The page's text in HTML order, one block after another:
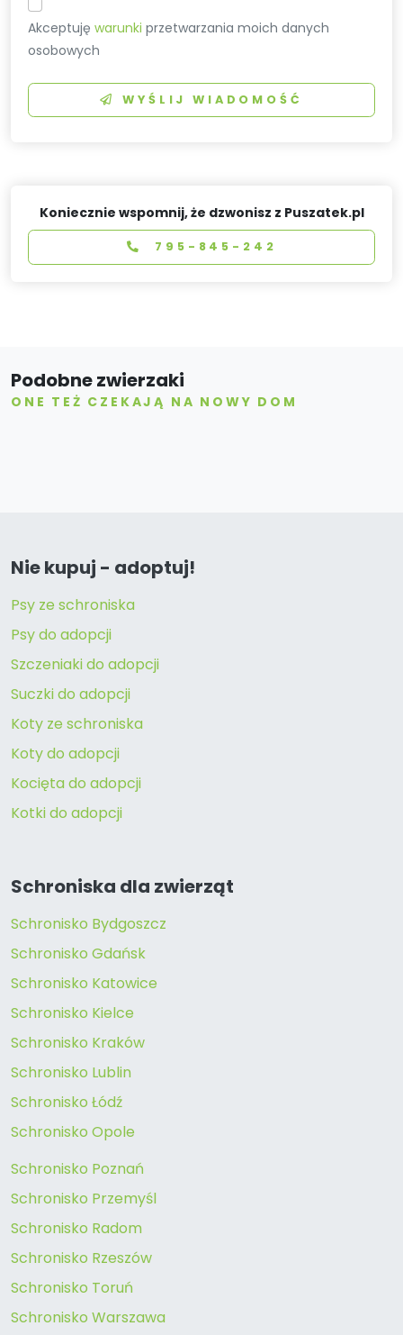
Akceptujęwarunki przetwarzania moich danych
osobowych
WYŚLIJ WIADOMOŚĆ
Koniecznie wspomnij, że dzwonisz z Puszatek.pl
795-845-242
Podobne zwierzaki
ONE TEŻ CZEKAJĄ NA NOWY DOM
Nie kupuj - adoptuj!
Psy ze schroniska
Psy do adopcji
Szczeniaki do adopcji
Suczki do adopcji
Koty ze schroniska
Koty do adopcji
Kocięta do adopcji
Kotki do adopcji
Schroniska dla zwierząt
Schronisko Bydgoszcz
Schronisko Gdańsk
Schronisko Katowice
Schronisko Kielce
Schronisko Kraków
Schronisko Lublin
Schronisko Łódź
Schronisko Opole
Schronisko Poznań
Schronisko Przemyśl
Schronisko Radom
Schronisko Rzeszów
Schronisko Toruń
Schronisko Warszawa